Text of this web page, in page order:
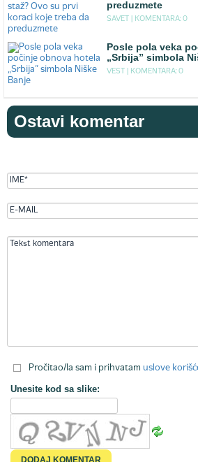
preduzmete
SAVET | KOMENTARA: 0
Posle pola veka
„Srbija” simbola
VEST | KOMENTARA: 0
Ostavi komentar
Pročitao/la sam i prihvatam uslove
Unesite kod sa slike: